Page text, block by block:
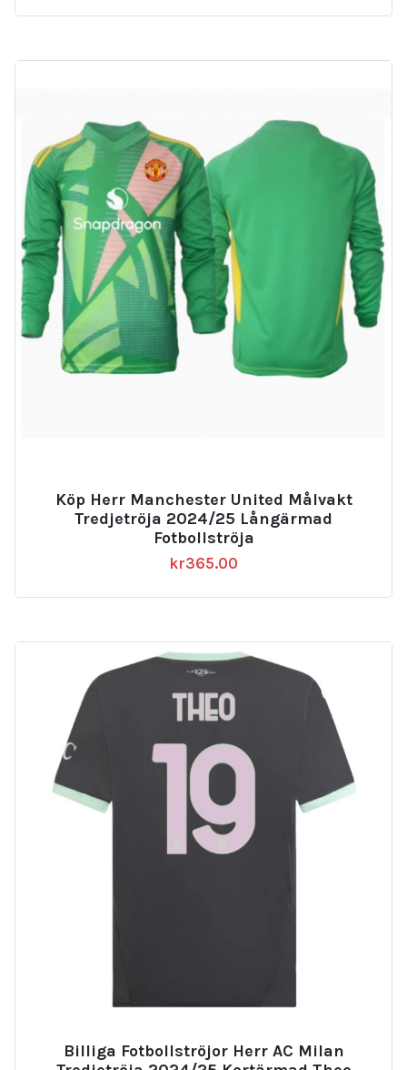
Köp Herr Manchester United Målvakt
Tredjetröja 2024/25 Långärmad
Fotbollströja
kr365.00
Billiga Fotbollströjor Herr AC Milan